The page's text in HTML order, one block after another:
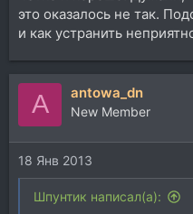
это оказалось не так.
и как устранить
A antowa_dn
New Member
18 Янв 2013
Шпунтик написал(а):